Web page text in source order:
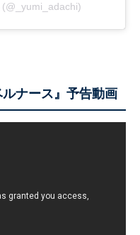
ナース』予告動画